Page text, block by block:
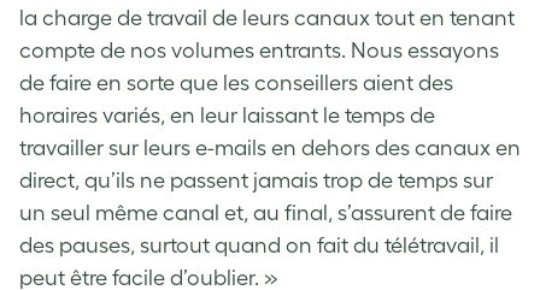
la charge de travail de leurs canaux tout en tenant
compte de nos volumes entrants. Nous essayons
de faire en sorte que les conseillers aient des
horaires variés, en leur laissant le temps de
travailler sur leurs e-mails en dehors des canaux en
direct, qu’ils ne passent jamais trop de temps sur
un seul même canal et, au final, s’assurent de faire
des pauses, surtout quand on fait du télétravail, il
peut être facile d’oublier. »